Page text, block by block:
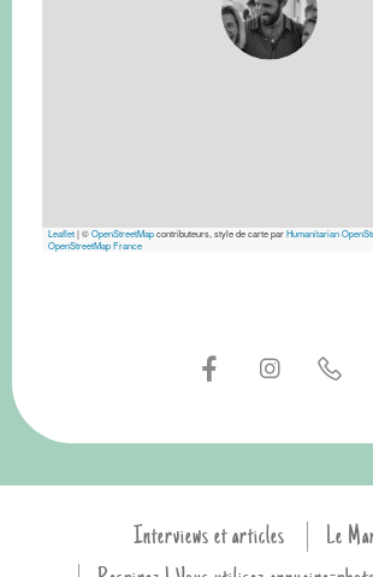
Leaflet|©OpenStreetMapcontributeurs, style de carte parHumanitarian
OpenStreetMap France
Interviews et articles
Le